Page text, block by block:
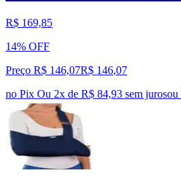
R$ 169,85
14% OFF
Preço R$ 146,07R$ 146,07
no Pix Ou 2x de R$ 84,93 sem jurosou